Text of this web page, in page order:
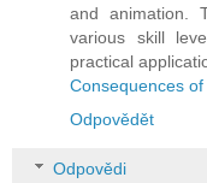
and animation.
various skill
practical
Consequences
Odpovědět
Odpovědi